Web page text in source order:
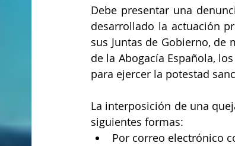
Debe presentar una
desarrollado la actuación
sus Juntas de Gobierno, de
de la Abogacía Española,
para ejercer la potestad
La interposición de una
siguientes formas:
Por correo electrónico